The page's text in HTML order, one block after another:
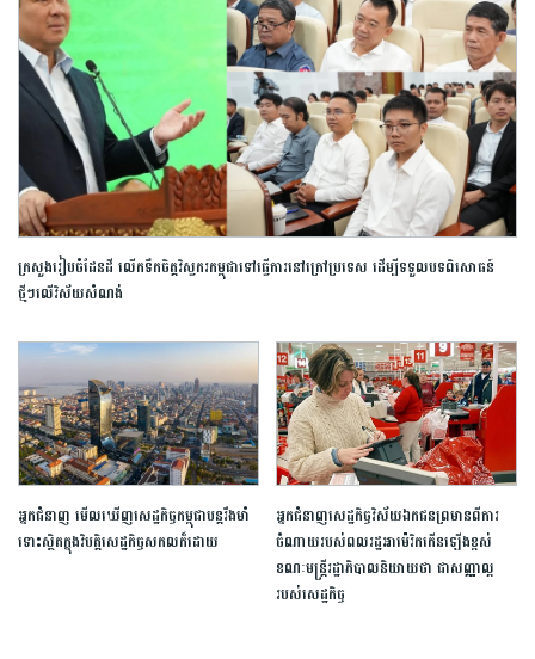
ក្រសួងរៀបចំដែនដី លើកទឹកចិត្តវិស្វករកម្ពុជាទៅធ្វើការនៅក្រៅប្រទេស ដើម្បីទទួលបទពិសោធន៍
ថ្មីៗលើវិស័យសំណង់
អ្នកជំនាញ ​មើលឃើញ​សេដ្ឋកិច្ច​កម្ពុជាបន្តរឹងមាំ
ទោះស្ថិត​ក្នុងវិបត្តិសេដ្ឋកិច្ចសកលក៏ដោយ
អ្នកជំនាញសេដ្ឋកិច្ចវិស័យឯកជនព្រមានពីការ
ចំណាយរបស់ពលរដ្ឋអាម៉េរិកកើនឡើងខ្ពស់
ខណៈមន្ត្រីរដ្ឋាភិបាលនិយាយថា ជាសញ្ញាល្អ
របស់សេដ្ឋកិច្ច